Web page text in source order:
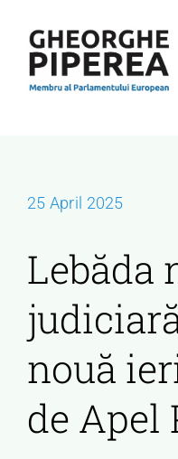
content
Despre mine
Activitate
Podcast
Contact
25 April 2025
Lebăda
nouă
de Apel